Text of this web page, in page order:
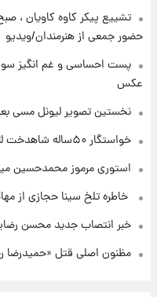
۲۳ ساعت پیش
استوری
تشییع پیکر کاوه کاویان ، صبح
حضور جمعی از هنرمندان/ویدیو
پست احساسی و غم انگیز سوسن
عکس
نخستین تصویر لیونل مسی
خواستگار ۵۰ساله شاهدخت لئونور بازداشت شد
استوری مرموز محمدحسین
خاطره تلخ سینا حجازی از
خبر انتصاب جدید محسن
مظنون اصلی قتل «حمیدرضا